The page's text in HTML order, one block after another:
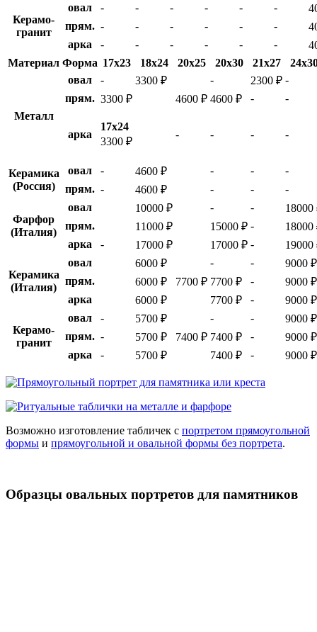
Керамо-
гранит
овал - - - - - -
прям. - - - - - -
арка
- - - - - -
Материал Форма 17х23 18х24 20х25 20х30 21х27
Металл
овал - 3300 ₽ - 2300 ₽ -
прям. 3300 ₽ 4600 ₽ 4600 ₽ - -
арка
17х24
3300 ₽
- - - -
Керамика
(Россия)
овал - 4600 ₽ - -
-
прям. - 4600 ₽ - - -
Фарфор
(Италия)
овал 10000 ₽ - -
18000
прям.
11000 ₽ 15000 ₽ -
18000
арка
- 17000 ₽ 17000 ₽ - 19000
Керамика
(Италия)
овал 6000 ₽ - -
9000 ₽
прям.
6000 ₽ 7700 ₽ 7700 ₽ -
9000 ₽
арка
6000 ₽ 7700 ₽ - 9000 ₽
Керамо-
гранит
овал - 5700 ₽ - -
9000 ₽
прям. - 5700 ₽ 7400 ₽ 7400 ₽ -
9000 ₽
арка
- 5700 ₽ 7400 ₽ - 9000 ₽
Возможно изготовление табличек с портретом прямоугольной
формы и прямоугольной и овальной формы без портрета.
Образцы овальных портретов для памятников